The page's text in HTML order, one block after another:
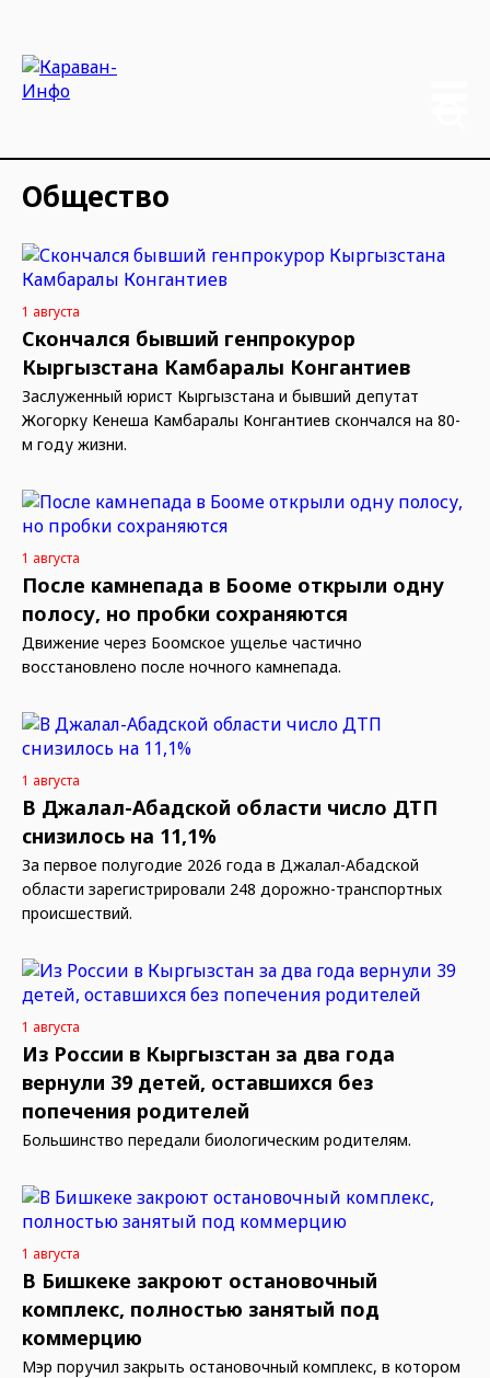
Общество
1 августа
Скончался бывший генпрокурор
Кыргызстана Камбаралы Конгантиев
Заслуженный юрист Кыргызстана и бывший депутат
Жогорку Кенеша Камбаралы Конгантиев скончался на 80-
м году жизни.
1 августа
После камнепада в Бооме открыли одну
полосу, но пробки сохраняются
Движение через Боомское ущелье частично
восстановлено после ночного камнепада.
1 августа
В Джалал-Абадской области число ДТП
снизилось на 11,1%
За первое полугодие 2026 года в Джалал-Абадской
области зарегистрировали 248 дорожно-транспортных
происшествий.
1 августа
Из России в Кыргызстан за два года
вернули 39 детей, оставшихся без
попечения родителей
Большинство передали биологическим родителям.
1 августа
В Бишкеке закроют остановочный
комплекс, полностью занятый под
коммерцию
Мэр поручил закрыть остановочный комплекс, в котором